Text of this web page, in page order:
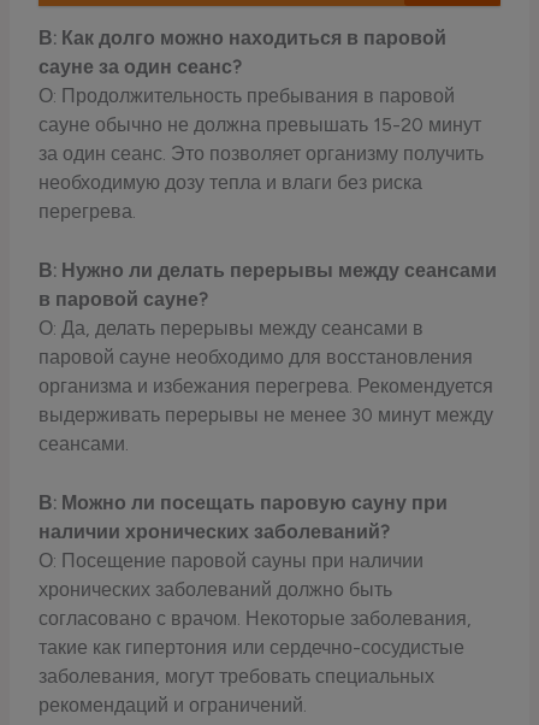
В: Как долго можно находиться в паровой
сауне за один сеанс?
О: Продолжительность пребывания в паровой
сауне обычно не должна превышать 15-20 минут
за один сеанс. Это позволяет организму получить
необходимую дозу тепла и влаги без риска
перегрева.
В: Нужно ли делать перерывы между сеансами
в паровой сауне?
О: Да, делать перерывы между сеансами в
паровой сауне необходимо для восстановления
организма и избежания перегрева. Рекомендуется
выдерживать перерывы не менее 30 минут между
сеансами.
В: Можно ли посещать паровую сауну при
наличии хронических заболеваний?
О: Посещение паровой сауны при наличии
хронических заболеваний должно быть
согласовано с врачом. Некоторые заболевания,
такие как гипертония или сердечно-сосудистые
заболевания, могут требовать специальных
рекомендаций и ограничений.